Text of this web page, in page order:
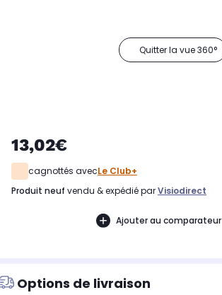
Quitter la vue 360°
13,02€
cagnottés avecLe Club+
produit neuf vendu & expédié parVisiodirect
Ajouter au comparateur
Options de livraison